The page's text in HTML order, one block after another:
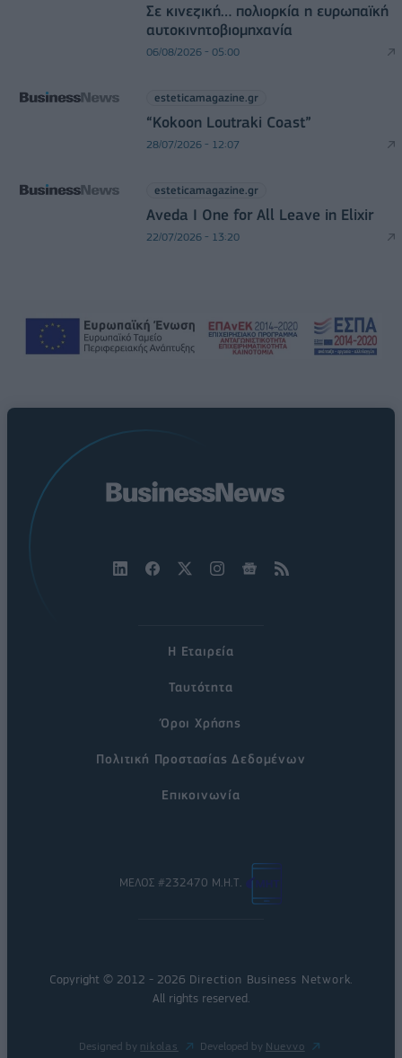
Σε κινεζική… πολιορκία η ευρωπαϊκή
αυτοκινητοβιομηχανία
06/08/2026 - 05:00
esteticamagazine.gr
“Kokoon Loutraki Coast”
28/07/2026 - 12:07
esteticamagazine.gr
Aveda I One for All Leave in Elixir
22/07/2026 - 13:20
Η Εταιρεία
Ταυτότητα
Όροι Χρήσης
Πολιτική Προστασίας Δεδομένων
Επικοινωνία
ΜΕΛΟΣ #232470 Μ.Η.Τ.
Copyright © 2012 - 2026 Direction Business Network
All rights reserved.
Designed by nikolas Developed by Nuevvo